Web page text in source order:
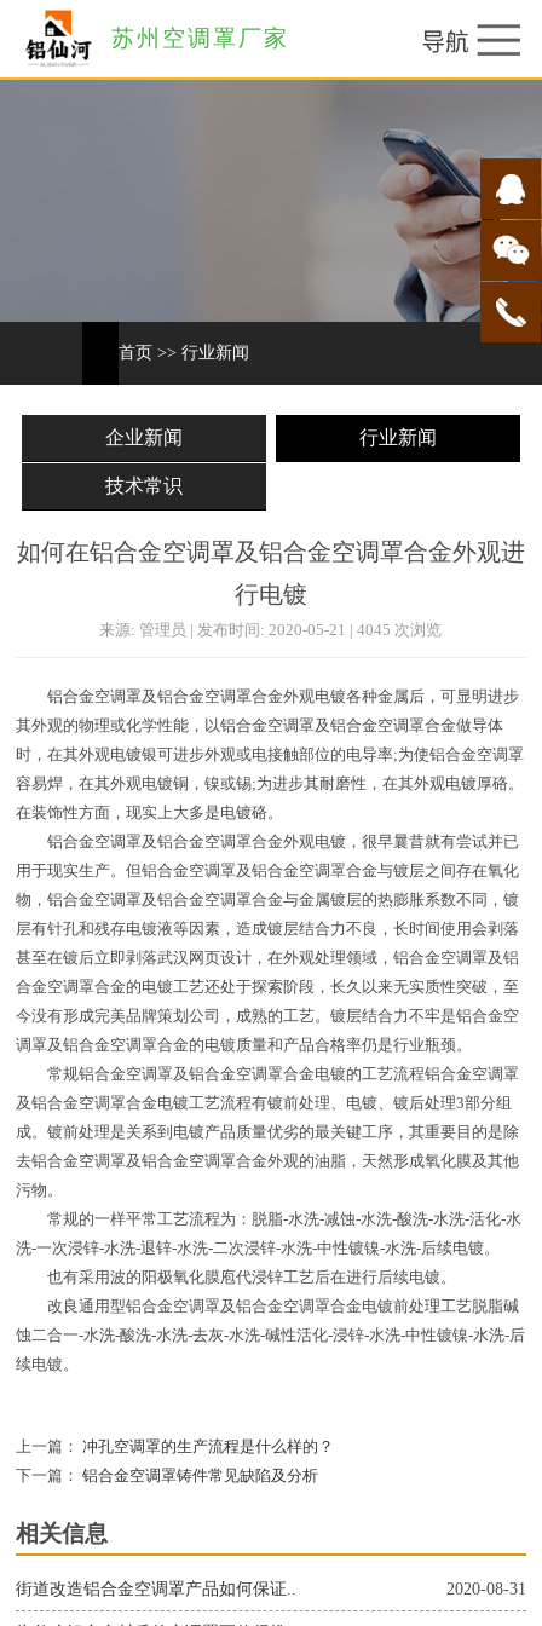
苏州空调罩厂家
首页 >> 行业新闻
企业新闻 行业新闻
技术常识
如何在铝合金空调罩及铝合金空调罩合金外观进
行电镀
来源: 管理员 | 发布时间: 2020-05-21 | 4045 次浏览
铝合金空调罩及铝合金空调罩合金外观电镀各种金属后，可显明进步
其外观的物理或化学性能，以铝合金空调罩及铝合金空调罩合金做导体
时，在其外观电镀银可进步外观或电接触部位的电导率;为使铝合金空调罩
容易焊，在其外观电镀铜，镍或锡;为进步其耐磨性，在其外观电镀厚硌。
在装饰性方面，现实上大多是电镀硌。
铝合金空调罩及铝合金空调罩合金外观电镀，很早曩昔就有尝试并已
用于现实生产。但铝合金空调罩及铝合金空调罩合金与镀层之间存在氧化
物，铝合金空调罩及铝合金空调罩合金与金属镀层的热膨胀系数不同，镀
层有针孔和残存电镀液等因素，造成镀层结合力不良，长时间使用会剥落
甚至在镀后立即剥落武汉网页设计，在外观处理领域，铝合金空调罩及铝
合金空调罩合金的电镀工艺还处于探索阶段，长久以来无实质性突破，至
今没有形成完美品牌策划公司，成熟的工艺。镀层结合力不牢是铝合金空
调罩及铝合金空调罩合金的电镀质量和产品合格率仍是行业瓶颈。
常规铝合金空调罩及铝合金空调罩合金电镀的工艺流程铝合金空调罩
及铝合金空调罩合金电镀工艺流程有镀前处理、电镀、镀后处理3部分组
成。镀前处理是关系到电镀产品质量优劣的最关键工序，其重要目的是除
去铝合金空调罩及铝合金空调罩合金外观的油脂，天然形成氧化膜及其他
污物。
常规的一样平常工艺流程为：脱脂-水洗-减蚀-水洗-酸洗-水洗-活化-水
洗-一次浸锌-水洗-退锌-水洗-二次浸锌-水洗-中性镀镍-水洗-后续电镀。
也有采用波的阳极氧化膜庖代浸锌工艺后在进行后续电镀。
改良通用型铝合金空调罩及铝合金空调罩合金电镀前处理工艺脱脂碱
蚀二合一-水洗-酸洗-水洗-去灰-水洗-碱性活化-浸锌-水洗-中性镀镍-水洗-后
续电镀。
上一篇： 冲孔空调罩的生产流程是什么样的？
下一篇： 铝合金空调罩铸件常见缺陷及分析
相关信息
2020-08-31
街道改造铝合金空调罩产品如何保证..